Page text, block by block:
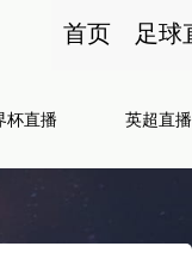
首页 足球
杯直播 英超直播